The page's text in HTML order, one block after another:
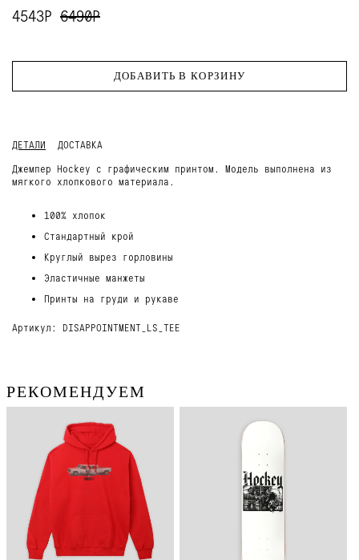
4543Р 6490Р
ДОБАВИТЬ В КОРЗИНУ
ДЕТАЛИ
ДОСТАВКА
Джемпер Hockey с графическим принтом. Модель выполнена из
мягкого хлопкового материала.
100% хлопок
Стандартный крой
Круглый вырез горловины
Эластичные манжеты
Принты на груди и рукаве
Артикул: DISAPPOINTMENT_LS_TEE
РЕКОМЕНДУЕМ